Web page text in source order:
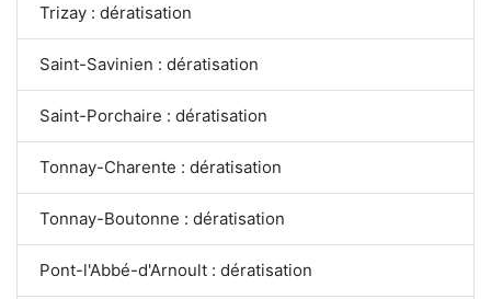
Trizay : dératisation
Saint-Savinien : dératisation
Saint-Porchaire : dératisation
Tonnay-Charente : dératisation
Tonnay-Boutonne : dératisation
Pont-l'Abbé-d'Arnoult : dératisation